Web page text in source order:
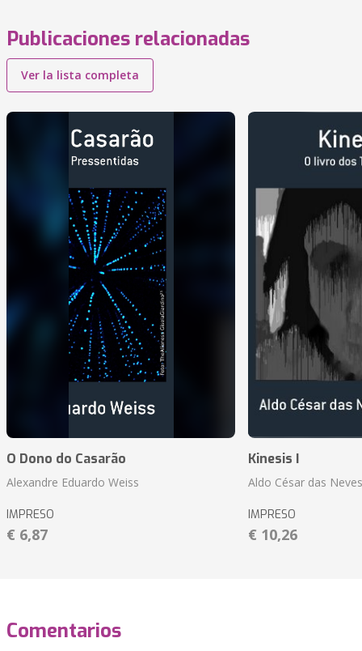
Publicaciones relacionadas
Ver la lista completa
O Dono do Casarão
Alexandre Eduardo Weiss
IMPRESO
€ 6,87
Kinesis I
Aldo César das
IMPRESO
€ 10,26
Comentarios